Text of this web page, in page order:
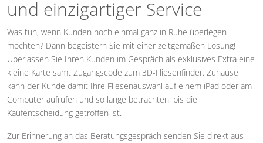
und einzigartiger Service
Was tun, wenn Kunden noch einmal ganz in Ruhe überlegen
möchten? Dann begeistern Sie mit einer zeitgemäßen Lösung!
Überlassen Sie Ihren Kunden im Gespräch als exklusives Extra eine
kleine Karte samt Zugangscode zum 3D-Fliesenfinder. Zuhause
kann der Kunde damit Ihre Fliesenauswahl auf einem iPad oder am
Computer aufrufen und so lange betrachten, bis die
Kaufentscheidung getroffen ist.
Zur Erinnerung an das Beratungsgespräch senden Sie direkt aus